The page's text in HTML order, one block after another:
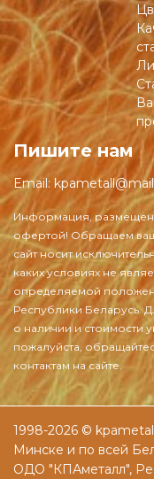
Пишите нам
Email:
1998-2026 ©
Минске и по всей
ОДО "КПАметалл",